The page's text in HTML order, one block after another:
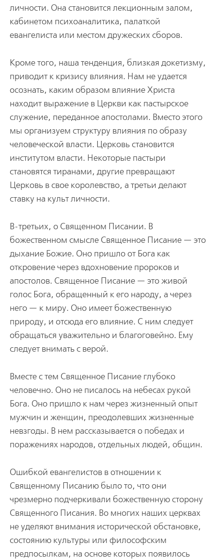
личности. Она становится лекционным залом,
кабинетом психоаналитика, палаткой
евангелиста или местом дружеских сборов.
Кроме того, наша тенденция, близкая докетизму,
приводит к кризису влияния. Нам не удается
осознать, каким образом влияние Христа
находит выражение в Церкви как пастырское
служение, переданное апостолами. Вместо этого
мы организуем структуру влияния по образу
человеческой власти. Церковь становится
институтом власти. Некоторые пастыри
становятся тиранами, другие превращают
Церковь в свое королевство, а третьи делают
ставку на культ личности.
В-третьих, о Священном Писании. В
божественном смысле Священное Писание — это
дыхание Божие. Оно пришло от Бога как
откровение через вдохновение пророков и
апостолов. Священное Писание — это живой
голос Бога, обращенный к его народу, а через
него — к миру. Оно имеет божественную
природу, и отсюда его влияние. С ним следует
обращаться уважительно и благоговейно. Ему
следует внимать с верой.
Вместе с тем Священное Писание глубоко
человечно. Оно не писалось на небесах рукой
Бога. Оно пришло к нам через жизненный опыт
мужчин и женщин, преодолевших жизненные
невзгоды. В нем рассказывается о победах и
поражениях народов, отдельных людей, общин.
Ошибкой евангелистов в отношении к
Священному Писанию было то, что они
чрезмерно подчеркивали божественную сторону
Священного Писания. Во многих наших церквах
не уделяют внимания исторической обстановке,
состоянию культуры или философским
предпосылкам, на основе которых появилось